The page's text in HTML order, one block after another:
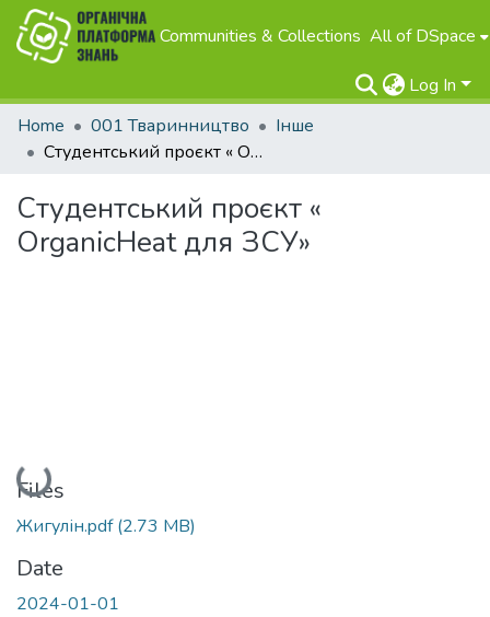
Communities & Collections All of DSpace
Log In
Home
001 Тваринництво
Інше
Студентський проєкт « ОrganicHeat для ЗСУ»
Студентський проєкт «
ОrganicHeat для ЗСУ»
Loading...
Files
Жигулін.pdf(2.73 MB)
Date
2024-01-01